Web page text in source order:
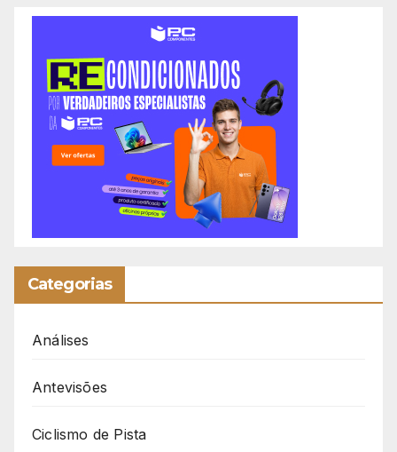
Categorias
Análises
Antevisões
Ciclismo de Pista